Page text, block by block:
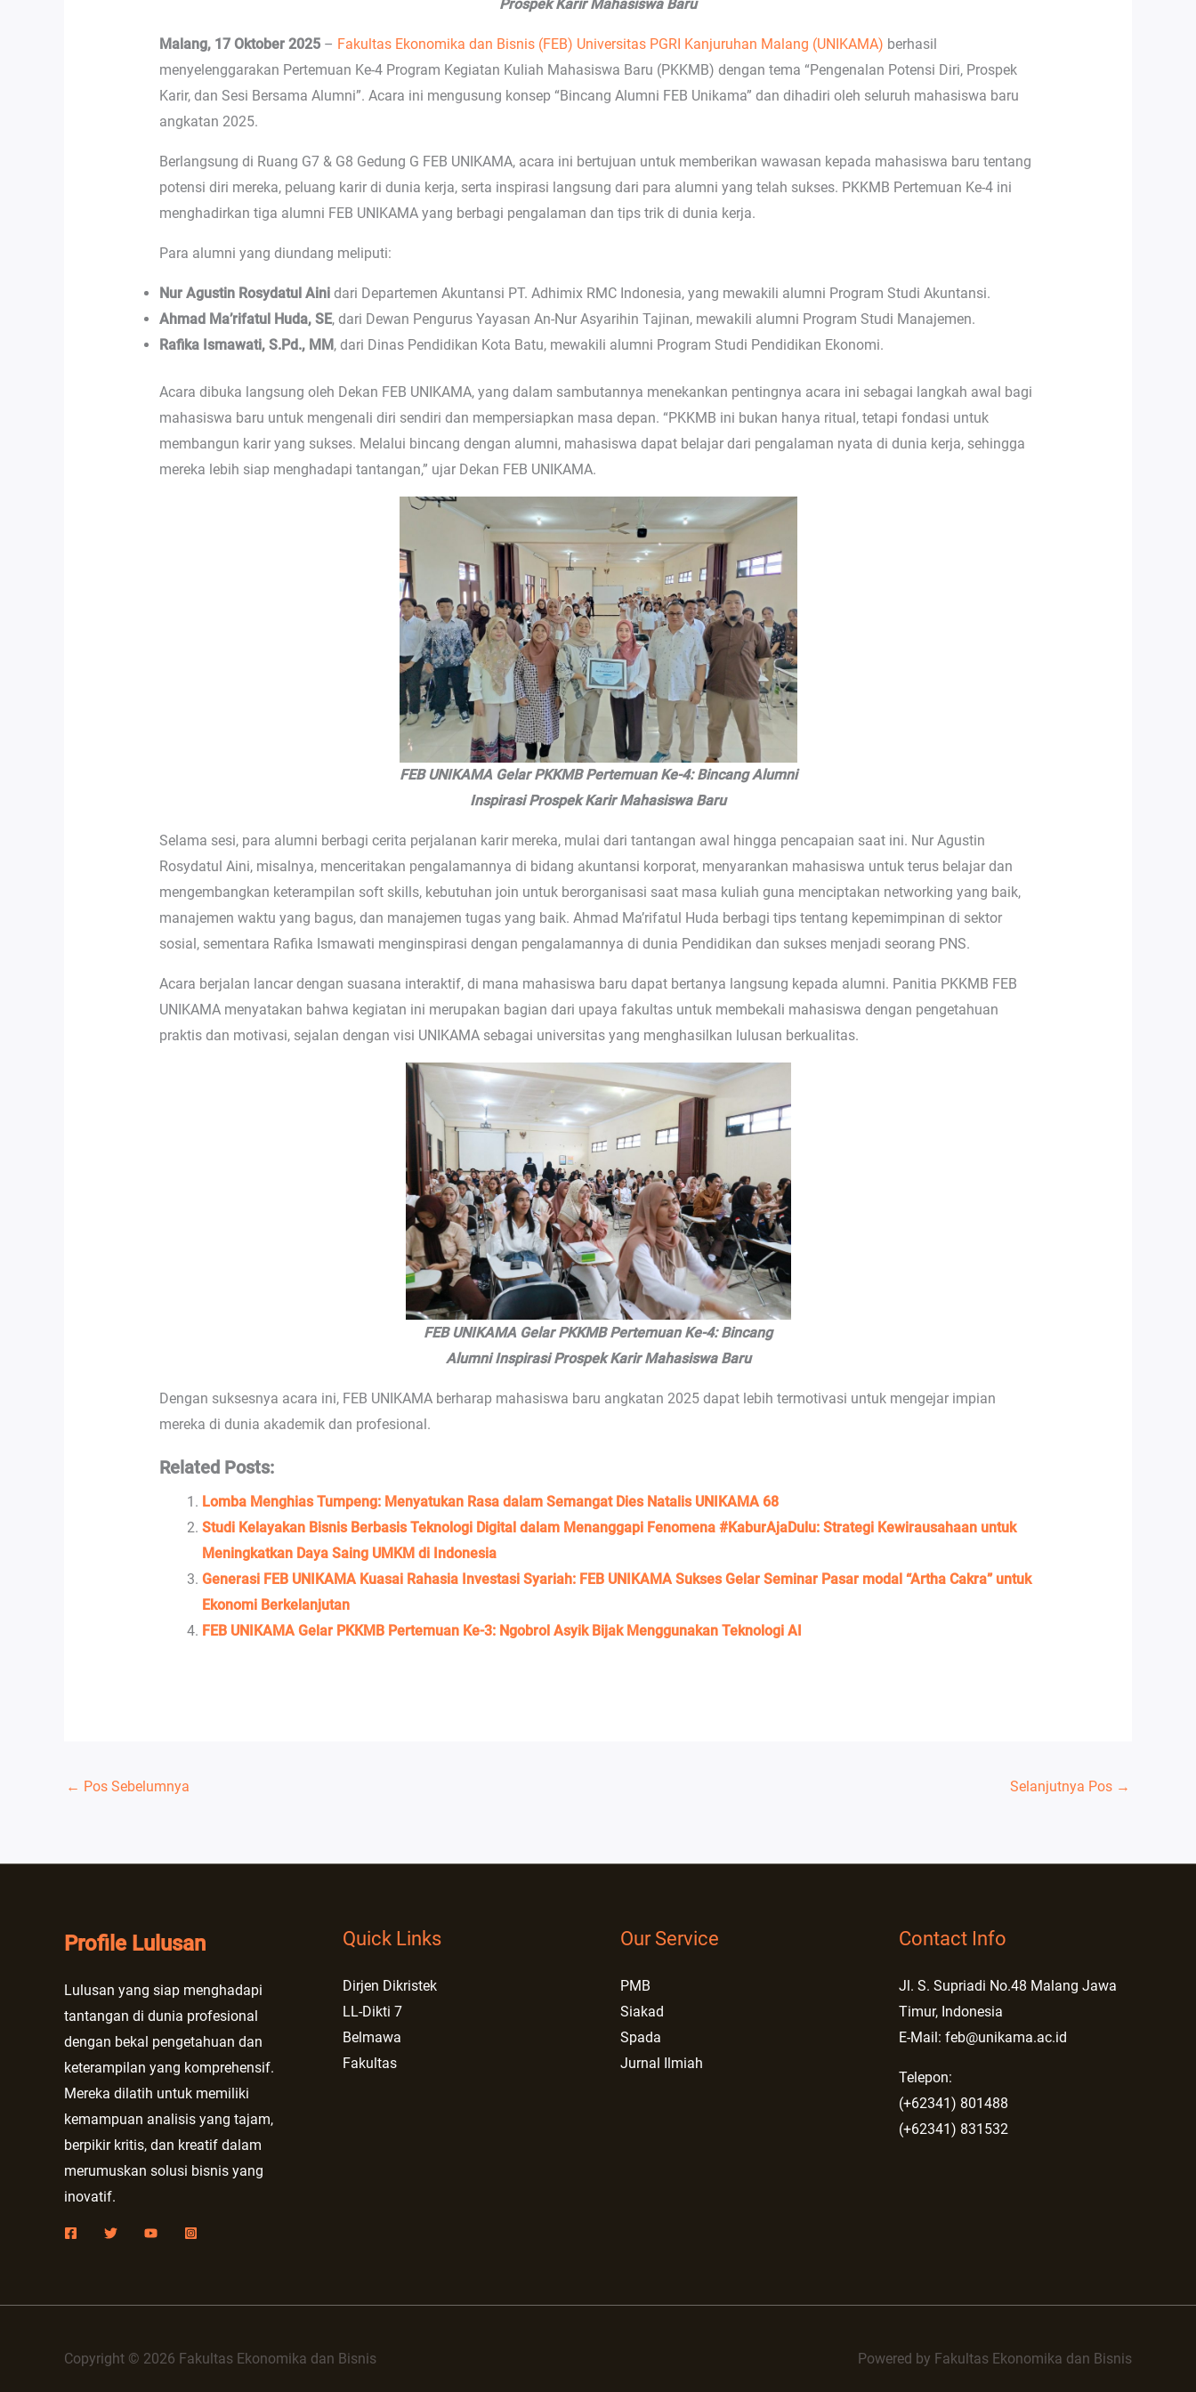
Prospek Karir Mahasiswa Baru
Malang, 17 Oktober 2025– Fakultas Ekonomika dan Bisnis (FEB) Universitas PGRI Kanjuruhan Malang (UNIKAMA) berhasil
menyelenggarakan Pertemuan Ke-4 Program Kegiatan Kuliah Mahasiswa Baru (PKKMB) dengan tema “Pengenalan Potensi Diri, Prospek
Karir, dan Sesi Bersama Alumni”. Acara ini mengusung konsep “Bincang Alumni FEB Unikama” dan dihadiri oleh seluruh mahasiswa baru
angkatan 2025.
Berlangsung di Ruang G7 & G8 Gedung G FEB UNIKAMA, acara ini bertujuan untuk memberikan wawasan kepada mahasiswa baru tentang
potensi diri mereka, peluang karir di dunia kerja, serta inspirasi langsung dari para alumni yang telah sukses. PKKMB Pertemuan Ke-4 ini
menghadirkan tiga alumni FEB UNIKAMA yang berbagi pengalaman dan tips trik di dunia kerja.
Para alumni yang diundang meliputi:
Nur Agustin Rosydatul Ainidari Departemen Akuntansi PT. Adhimix RMC Indonesia, yang mewakili alumni Program Studi Akuntansi.
Ahmad Ma’rifatul Huda, SE, dari Dewan Pengurus Yayasan An-Nur Asyarihin Tajinan, mewakili alumni Program Studi Manajemen.
Rafika Ismawati, S.Pd., MM, dari Dinas Pendidikan Kota Batu, mewakili alumni Program Studi Pendidikan Ekonomi.
Acara dibuka langsung oleh Dekan FEB UNIKAMA, yang dalam sambutannya menekankan pentingnya acara ini sebagai langkah awal bagi
mahasiswa baru untuk mengenali diri sendiri dan mempersiapkan masa depan. “PKKMB ini bukan hanya ritual, tetapi fondasi untuk
membangun karir yang sukses. Melalui bincang dengan alumni, mahasiswa dapat belajar dari pengalaman nyata di dunia kerja, sehingga
mereka lebih siap menghadapi tantangan,” ujar Dekan FEB UNIKAMA.
FEB UNIKAMA Gelar PKKMB Pertemuan Ke-4: Bincang Alumni
Inspirasi Prospek Karir Mahasiswa Baru
Selama sesi, para alumni berbagi cerita perjalanan karir mereka, mulai dari tantangan awal hingga pencapaian saat ini. Nur Agustin
Rosydatul Aini, misalnya, menceritakan pengalamannya di bidang akuntansi korporat, menyarankan mahasiswa untuk terus belajar dan
mengembangkan keterampilan soft skills, kebutuhan join untuk berorganisasi saat masa kuliah guna menciptakan networking yang baik,
manajemen waktu yang bagus, dan manajemen tugas yang baik. Ahmad Ma’rifatul Huda berbagi tips tentang kepemimpinan di sektor
sosial, sementara Rafika Ismawati menginspirasi dengan pengalamannya di dunia Pendidikan dan sukses menjadi seorang PNS.
Acara berjalan lancar dengan suasana interaktif, di mana mahasiswa baru dapat bertanya langsung kepada alumni. Panitia PKKMB FEB
UNIKAMA menyatakan bahwa kegiatan ini merupakan bagian dari upaya fakultas untuk membekali mahasiswa dengan pengetahuan
praktis dan motivasi, sejalan dengan visi UNIKAMA sebagai universitas yang menghasilkan lulusan berkualitas.
FEB UNIKAMA Gelar PKKMB Pertemuan Ke-4: Bincang
Alumni Inspirasi Prospek Karir Mahasiswa Baru
Dengan suksesnya acara ini, FEB UNIKAMA berharap mahasiswa baru angkatan 2025 dapat lebih termotivasi untuk mengejar impian
mereka di dunia akademik dan profesional.
Related Posts:
Lomba Menghias Tumpeng: Menyatukan Rasa dalam Semangat Dies Natalis UNIKAMA 68
Studi Kelayakan Bisnis Berbasis Teknologi Digital dalam Menanggapi Fenomena #KaburAjaDulu: Strategi Kewirausahaan untuk
Meningkatkan Daya Saing UMKM di Indonesia
Generasi FEB UNIKAMA Kuasai Rahasia Investasi Syariah: FEB UNIKAMA Sukses Gelar Seminar Pasar modal “Artha Cakra” untuk
Ekonomi Berkelanjutan
FEB UNIKAMA Gelar PKKMB Pertemuan Ke-3: Ngobrol Asyik Bijak Menggunakan Teknologi AI
← Pos Sebelumnya Selanjutnya Pos →
Profile Lulusan
Lulusan yang siap menghadapi
tantangan di dunia profesional
dengan bekal pengetahuan dan
keterampilan yang komprehensif.
Mereka dilatih untuk memiliki
kemampuan analisis yang tajam,
berpikir kritis, dan kreatif dalam
merumuskan solusi bisnis yang
inovatif.
Quick Links
Dirjen Dikristek
LL-Dikti 7
Belmawa
Fakultas
Our Service
PMB
Siakad
Spada
Jurnal Ilmiah
Contact Info
Jl. S. Supriadi No.48 Malang Jawa
Timur, Indonesia
E-Mail: feb@unikama.ac.id
Telepon:
(+62341) 801488
(+62341) 831532
Copyright © 2026 Fakultas Ekonomika dan Bisnis Powered by Fakultas Ekonomika dan Bisnis